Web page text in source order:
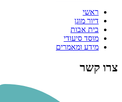
ראשי
דיור מוגן
בית אבות
מוסד סיעודי
מידע ומאמרים
צרו קשר